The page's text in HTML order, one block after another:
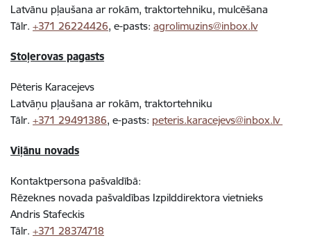
Latvānu pļaušana ar rokām, traktortehniku, mulcēšana
Tālr. +371 26224426, e-pasts: agrolimuzins@inbox.lv
Stoļerovas pagasts
Pēteris Karacejevs
Latvāņu pļaušana ar rokām, traktortehniku
Tālr. +371 29491386, e-pasts: peteris.karacejevs@inbox.lv
Viļānu novads
Kontaktpersona pašvaldībā:
Rēzeknes novada pašvaldības Izpilddirektora vietnieks
Andris Stafeckis
Tālr. +371 28374718